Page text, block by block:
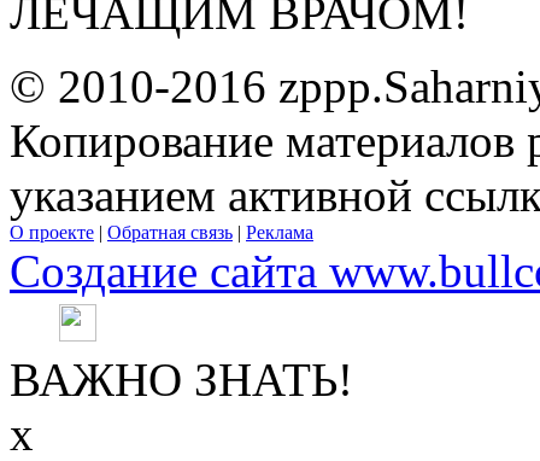
ЛЕЧАЩИМ ВРАЧОМ!
© 2010-2016
Копирование материалов
указанием активной
О проекте | Обратная связь | Реклама
Создание сайта
ВАЖНО ЗНАТЬ!
х